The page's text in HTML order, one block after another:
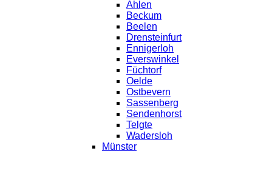
Ahlen
Beckum
Beelen
Drensteinfurt
Ennigerloh
Everswinkel
Füchtorf
Oelde
Ostbevern
Sassenberg
Sendenhorst
Telgte
Wadersloh
Münster